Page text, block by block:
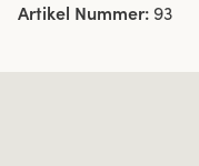
Artikel Nummer: 93